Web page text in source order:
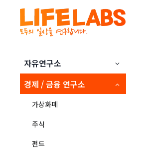
content
자유연구소
경제 / 금융 연구소
가상화폐
주식
펀드